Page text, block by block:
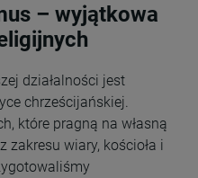
– wyjątkowa
działalności jest
chrześcijańskiej.
które pragną na własną
zakresu wiary, kościoła i